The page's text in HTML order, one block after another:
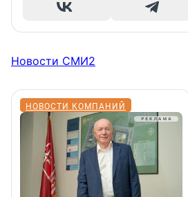
Новости СМИ2
НОВОСТИ КОМПАНИЙ